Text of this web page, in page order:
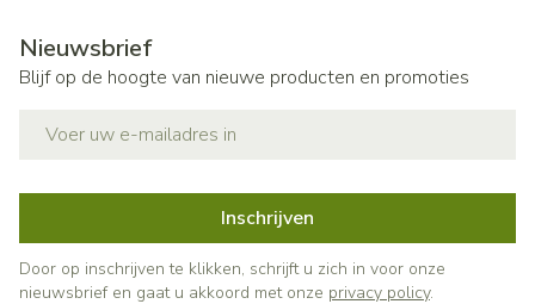
Nieuwsbrief
Blijf op de hoogte van nieuwe producten en promoties
Inschrijven
Door op inschrijven te klikken, schrijft u zich in voor onze
nieuwsbrief en gaat u akkoord met onze privacy policy.